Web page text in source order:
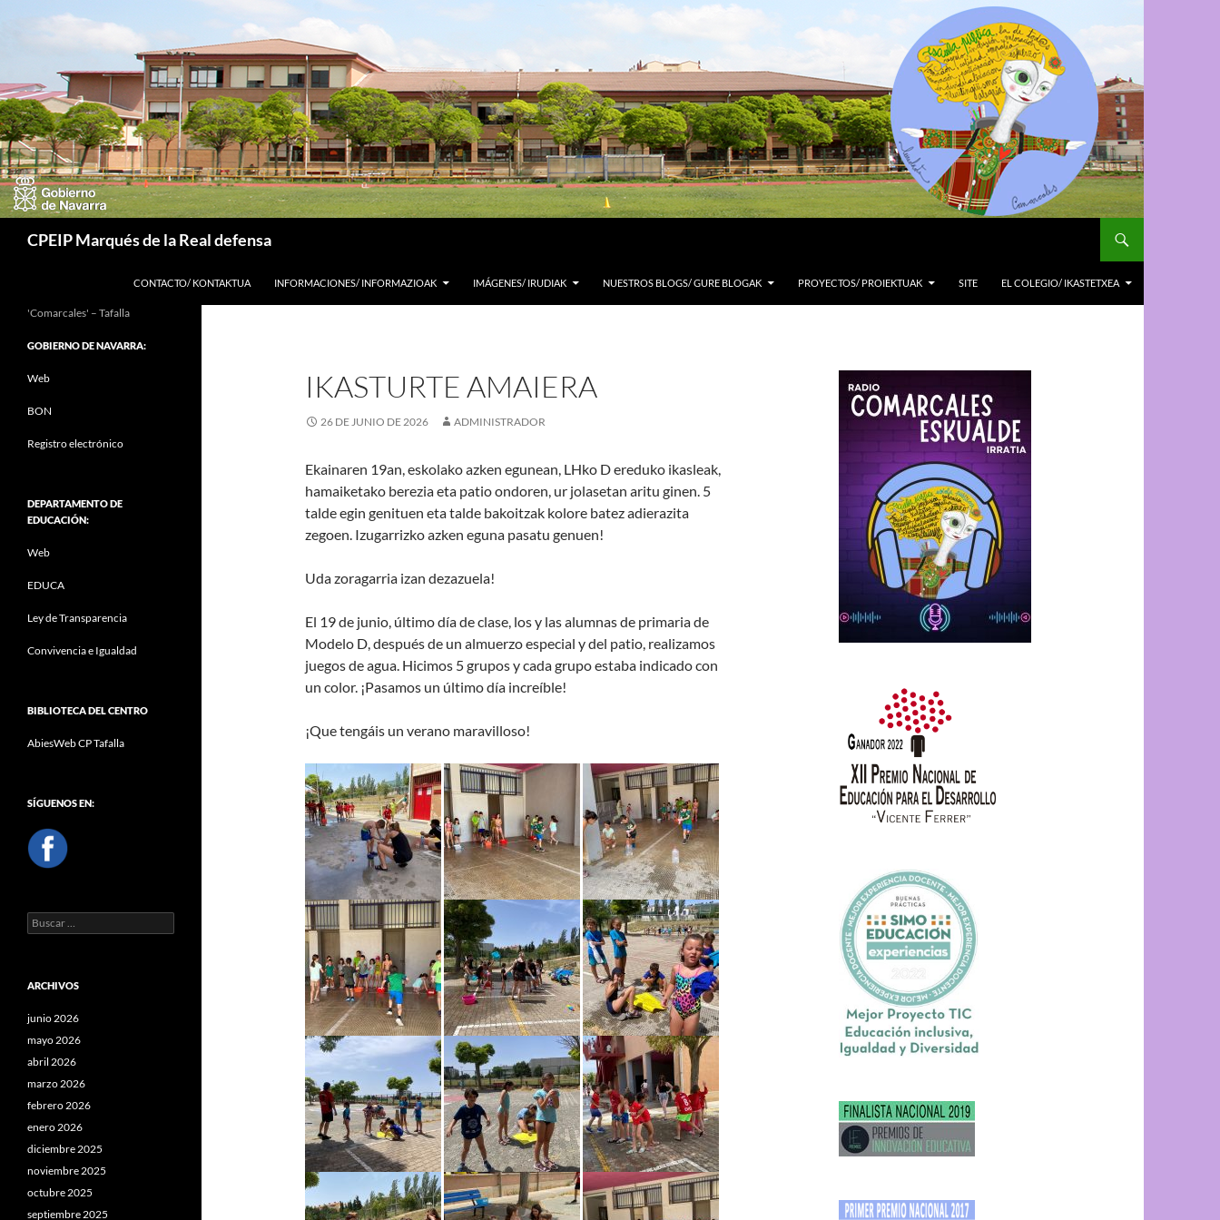
CPEIP Marqués de la Real defensa
CONTACTO/ KONTAKTUA
INFORMACIONES/ INFORMAZIOAK IMÁGENES/ IRUDIAK NUESTROS BLOGS/ GURE BLOGAK PROYECTOS/ PROIEKTUAK SITE EL COLEGIO/ IKASTETXEA
IKASTURTE AMAIERA
26 DE JUNIO DE 2026 ADMINISTRADOR
Ekainaren 19an, eskolako azken egunean, LHko D ereduko ikasleak,
hamaiketako berezia eta patio ondoren, ur jolasetan aritu ginen. 5
talde egin genituen eta talde bakoitzak kolore batez adierazita
zegoen. Izugarrizko azken eguna pasatu genuen!
Uda zoragarria izan dezazuela!
El 19 de junio, último día de clase, los y las alumnas de primaria de
Modelo D, después de un almuerzo especial y del patio, realizamos
juegos de agua. Hicimos 5 grupos y cada grupo estaba indicado con
un color. ¡Pasamos un último día increíble!
¡Que tengáis un verano maravilloso!
'Comarcales' – Tafalla
GOBIERNO DE NAVARRA:
Web
BON
Registro electrónico
DEPARTAMENTO DE
EDUCACIÓN:
Web
EDUCA
Ley de Transparencia
Convivencia e Igualdad
BIBLIOTECA DEL CENTRO
AbiesWeb CP Tafalla
SÍGUENOS EN:
Buscar:
ARCHIVOS
junio 2026
mayo 2026
abril 2026
marzo 2026
febrero 2026
enero 2026
diciembre 2025
noviembre 2025
octubre 2025
septiembre 2025